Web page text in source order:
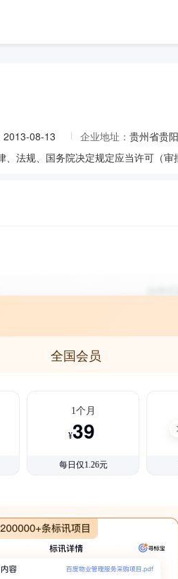
2013-08-13 企业地址： 贵州省贵
全国会员
1个月
¥39
每日仅1.26元